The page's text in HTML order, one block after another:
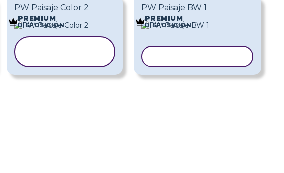
PW Paisaje Color 2
PREMIUM
DISPOSICIÓN
PW Paisaje BW 1
PREMIUM
DISPOSICIÓN